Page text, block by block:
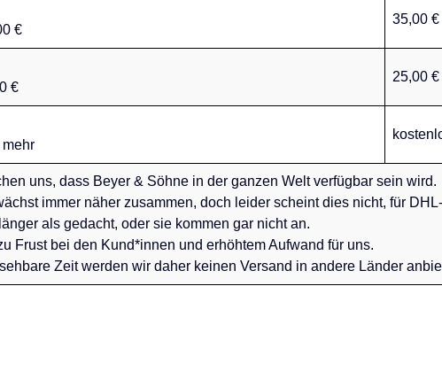
€
35,00 €
€
25,00 €
uns, dass Beyer & Söhne in der ganzen Welt verfügbar sein wird.
immer näher zusammen, doch leider scheint dies nicht, für
als gedacht, oder sie kommen gar nicht an.
Frust bei den Kund*innen und erhöhtem Aufwand für uns.
Zeit werden wir daher keinen Versand in andere Länder